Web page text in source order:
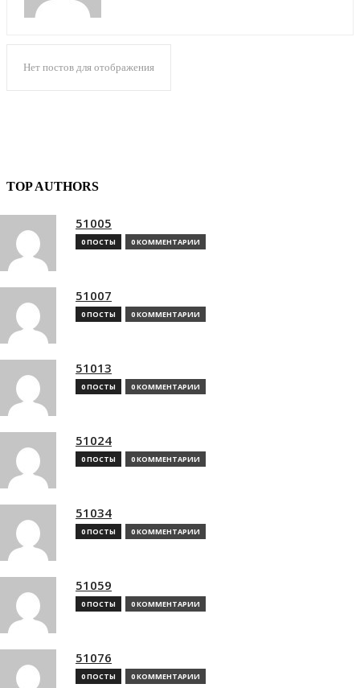
Нет постов для отображения
TOP AUTHORS
51005
0 ПОСТЫ 0 КОММЕНТАРИИ
51007
0 ПОСТЫ 0 КОММЕНТАРИИ
51013
0 ПОСТЫ 0 КОММЕНТАРИИ
51024
0 ПОСТЫ 0 КОММЕНТАРИИ
51034
0 ПОСТЫ 0 КОММЕНТАРИИ
51059
0 ПОСТЫ 0 КОММЕНТАРИИ
51076
0 ПОСТЫ 0 КОММЕНТАРИИ